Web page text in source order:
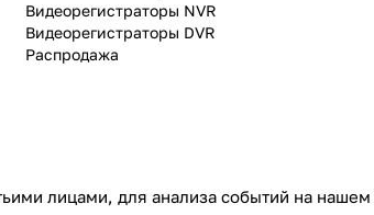
Видеорегистраторы NVR
Видеорегистраторы DVR
Распродажа
лицами, для анализа событий на нашем